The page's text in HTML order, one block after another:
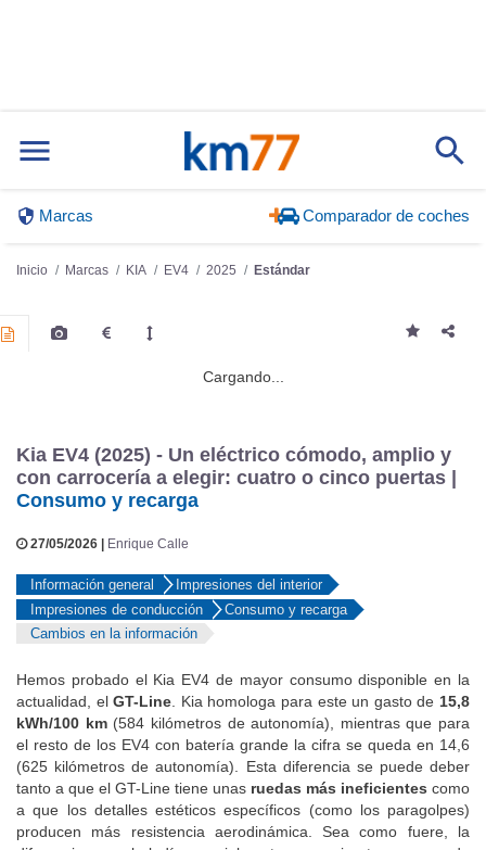
asistentes a la conducciónque pueden resultar más
molestos se desconectan con facilidad. Por ejemplo, el aviso
acústico de limitación de velocidad se elimina pulsando de forma
de mantenimiento de carril hay que realizar una pulsación larga al
Para controlar el resto de asistentes es necesario abrir el menú
Consumo y recarga
27/05/2026 | Enrique Calle
Cambios en la información
Hemos probado el Kia EV4 de mayor consumo disponible en la
kWh/100 km
(584 kilómetros de autonomía), mientras que para
el resto de los EV4 con batería grande la cifra se queda en 14,6
(625 kilómetros de autonomía). Esta diferencia se puede deber
tanto a que el GT-Line tiene unas
ruedas más ineficientes
como
a que los detalles estéticos específicos (como los paragolpes)
producen más resistencia aerodinámica. Sea como fuere, la
diferencia no es baladí, especialmente para quien tenga pensado
utilizar el EV4 para viajar.